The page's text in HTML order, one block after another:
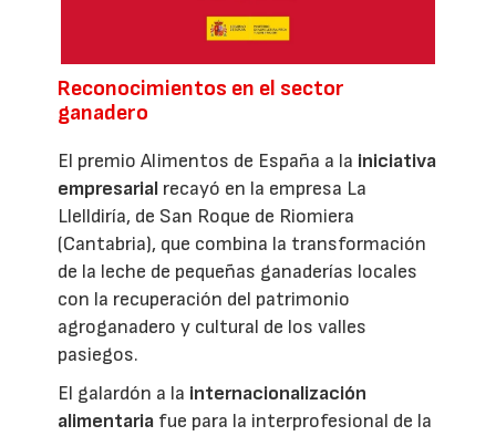
Reconocimientos en el sector
ganadero
El premio Alimentos de España a la iniciativa
empresarial recayó en la empresa La
Llelldiría, de San Roque de Riomiera
(Cantabria), que combina la transformación
de la leche de pequeñas ganaderías locales
con la recuperación del patrimonio
agroganadero y cultural de los valles
pasiegos.
El galardón a la internacionalización
alimentaria fue para la interprofesional de la